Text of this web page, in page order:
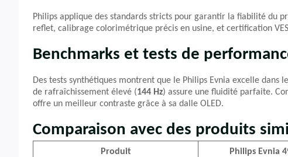
Philips applique des standards stricts pour garantir la fiabilité du
reflet, calibrage colorimétrique précis en usine, et certification
Benchmarks et tests de
Des tests synthétiques montrent que le Philips Evnia excelle dans
de rafraîchissement élevé (144 Hz) assure une fluidité parfaite.
offre un meilleur contraste grâce à sa dalle OLED.
Comparaison avec des produits
Produit Philips Evnia